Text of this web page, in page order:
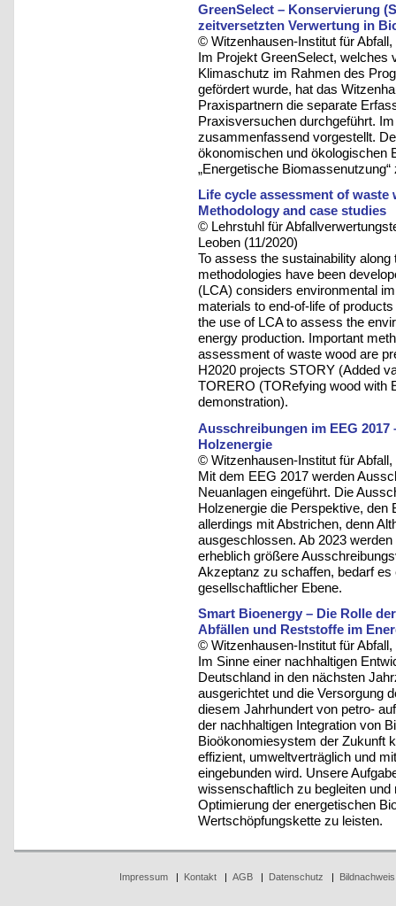
GreenSelect – Konservierung
zeitversetzten Verwertung in
© Witzenhausen-Institut für
Im Projekt GreenSelect, welches
Klimaschutz im Rahmen des
gefördert wurde, hat das
Praxispartnern die separate
Praxisversuchen durchgeführt.
zusammenfassend vorgestellt.
ökonomischen und ökologischen
„Energetische Biomassenutzung“
Life cycle assessment of
Methodology and case studies
© Lehrstuhl für
Leoben (11/2020)
To assess the sustainability
methodologies have been
(LCA) considers environmental
materials to end-of-life of
the use of LCA to assess the
energy production. Important
assessment of waste wood are
H2020 projects STORY (Added
TORERO (TORefying wood with
demonstration).
Ausschreibungen im EEG
Holzenergie
© Witzenhausen-Institut für
Mit dem EEG 2017 werden
Neuanlagen eingeführt. Die
Holzenergie die Perspektive, den
allerdings mit Abstrichen, denn
ausgeschlossen. Ab 2023
erheblich größere
Akzeptanz zu schaffen, bedarf
gesellschaftlicher Ebene.
Smart Bioenergy – Die Rolle
Abfällen und Reststoffe im
© Witzenhausen-Institut für
Im Sinne einer nachhaltigen
Deutschland in den nächsten
ausgerichtet und die Versorgung
diesem Jahrhundert von petro-
der nachhaltigen Integration von
Bioökonomiesystem der Zukunft
effizient, umweltverträglich und
eingebunden wird. Unsere
wissenschaftlich zu begleiten und
Optimierung der energetischen
Wertschöpfungskette zu leisten.
Impressum| Kontakt| AGB| Datenschutz Bildnachweis